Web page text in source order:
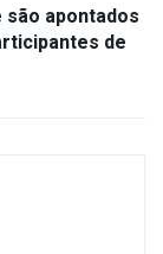
apontados
de